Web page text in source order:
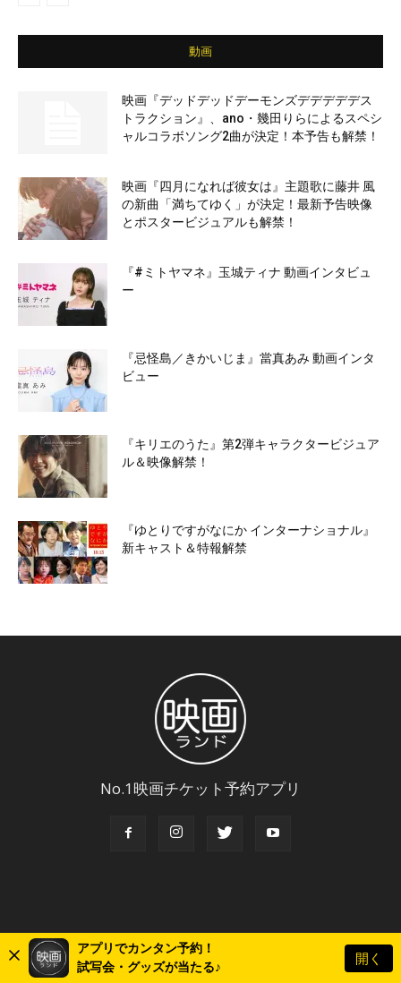
アプリでカンタン予約！
試写会・グッズが当たる♪
開く
動画
映画『デッドデッドデーモンズデデデデデス
トラクション』、ano・幾田りらによるスペシ
ャルコラボソング2曲が決定！本予告も解禁！
映画『四月になれば彼女は』主題歌に藤井 風
の新曲「満ちてゆく」が決定！最新予告映像
とポスタービジュアルも解禁！
『#ミトヤマネ』玉城ティナ 動画インタビュ
ー
『忌怪島／きかいじま』當真あみ 動画インタ
ビュー
『キリエのうた』第2弾キャラクタービジュア
ル＆映像解禁！
『ゆとりですがなにか インターナショナル』
新キャスト＆特報解禁
No.1映画チケット予約アプリ
© Copyright 2018 Eigaland, inc. All Rights Reserved.